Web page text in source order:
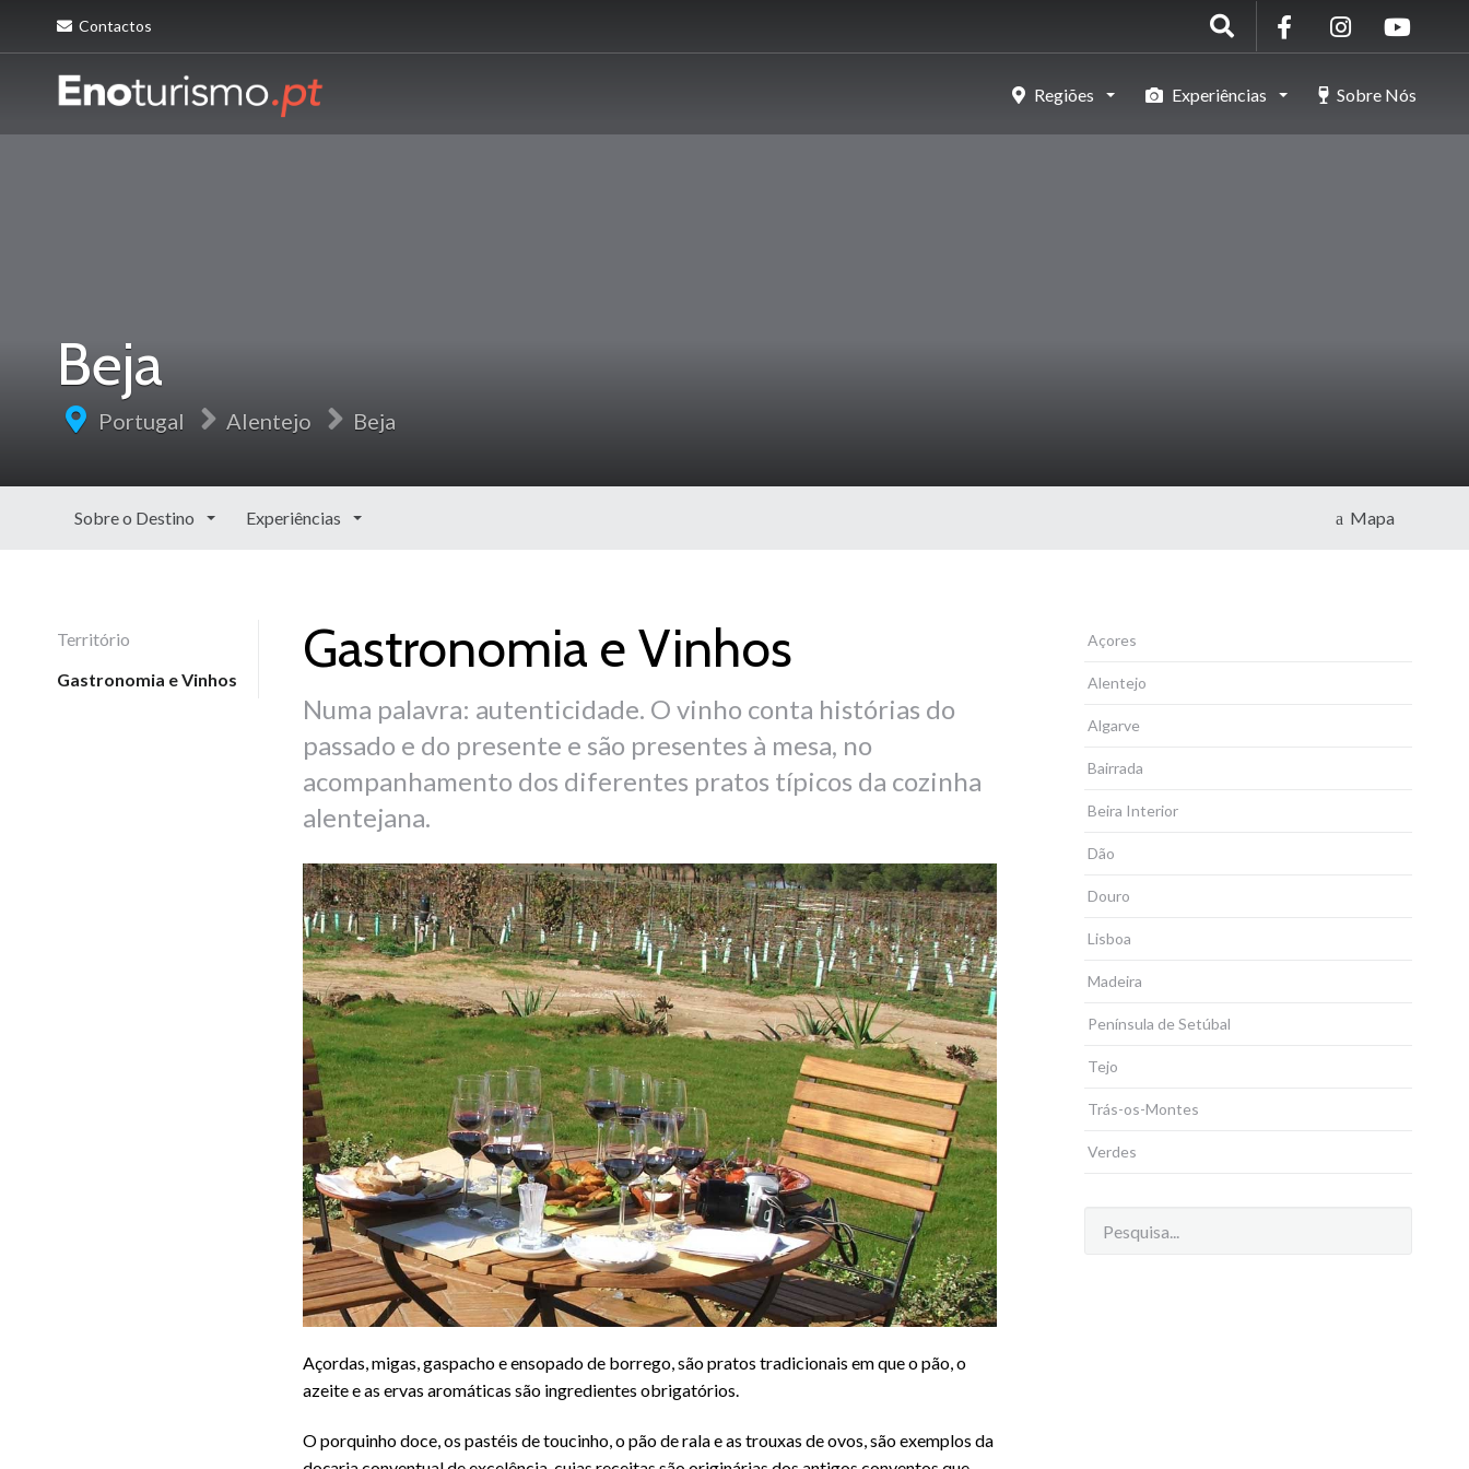
Contactos
Regiões Experiências Sobre Nós
Beja
Portugal Alentejo Beja
Sobre o Destino Experiências Mapa
Território
Gastronomia e Vinhos
Gastronomia e Vinhos
Numa palavra: autenticidade. O vinho conta histórias do
passado e do presente e são presentes à mesa, no
acompanhamento dos diferentes pratos típicos da cozinha
alentejana.
Açordas, migas, gaspacho e ensopado de borrego, são pratos tradicionais em que o pão, o
azeite e as ervas aromáticas são ingredientes obrigatórios.
O porquinho doce, os pastéis de toucinho, o pão de rala e as trouxas de ovos, são exemplos da
Açores
Alentejo
Algarve
Bairrada
Beira Interior
Dão
Douro
Lisboa
Madeira
Península de Setúbal
Tejo
Trás-os-Montes
Verdes